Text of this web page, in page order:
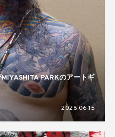
PARKのアートギ
2026.06.15